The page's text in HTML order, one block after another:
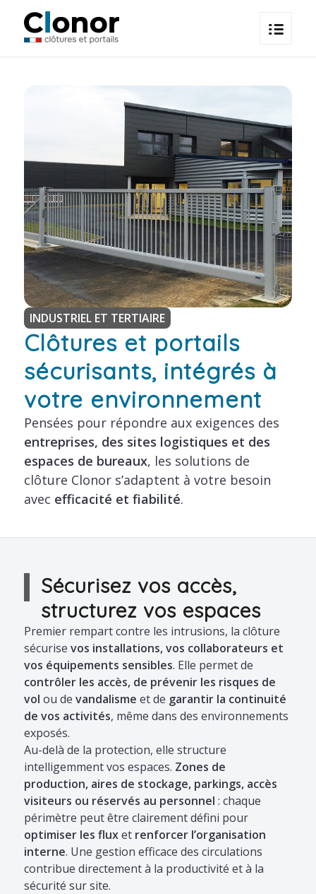
INDUSTRIEL ET TERTIAIRE
Clôtures et portails
sécurisants, intégrés à
votre environnement
Pensées pour répondre aux exigences des
entreprises, des sites logistiques et des
espaces de bureaux, les solutions de
clôture Clonor s’adaptent à votre besoin
avec efficacité et fiabilité.
Sécurisez vos accès,
structurez vos espaces
Premier rempart contre les intrusions, la clôture
sécurise vos installations, vos collaborateurs et
vos équipements sensibles. Elle permet de
contrôler les accès, de prévenir les risques de
vol ou de vandalisme et de garantir la continuité
de vos activités, même dans des environnements
exposés.
Au-delà de la protection, elle structure
intelligemment vos espaces. Zones de
production, aires de stockage, parkings, accès
visiteurs ou réservés au personnel : chaque
périmètre peut être clairement défini pour
optimiser les fluxetrenforcer l’organisation
interne. Une gestion efficace des circulations
contribue directement à la productivité et à la
sécurité sur site.